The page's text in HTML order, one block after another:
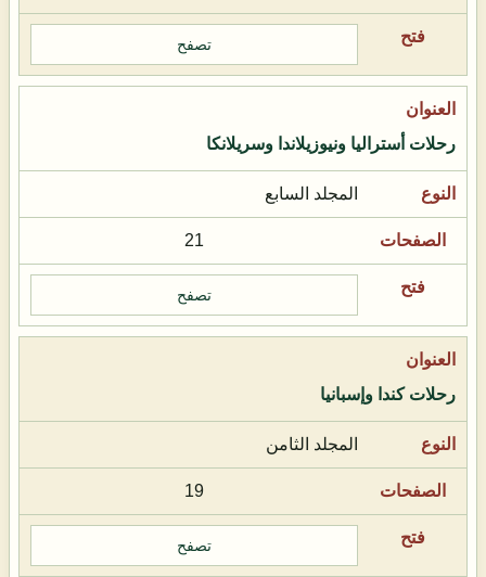
تصفح
رحلات أستراليا ونيوزيلاندا وسريلانكا
المجلد السابع
21
تصفح
رحلات كندا وإسبانيا
المجلد الثامن
19
تصفح